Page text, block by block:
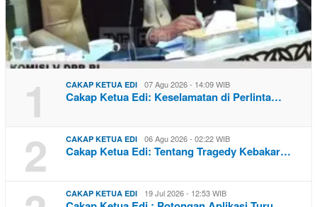
1 CAKAP KETUA EDI 07 Agu 2026 - 14:09 WIB
Cakap Ketua Edi: Keselamatan di Perlinta…
2 CAKAP KETUA EDI 06 Agu 2026 - 02:22 WIB
Cakap Ketua Edi: Tentang Tragedy Kebakar…
CAKAP KETUA EDI 19 Jul 2026 - 12:53 WIB